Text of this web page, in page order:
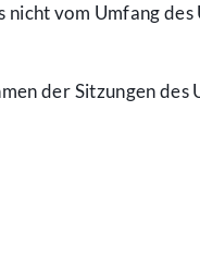
vom Umfang
der Sitzungen